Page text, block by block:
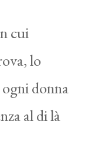
cui
lo
donna
al di là